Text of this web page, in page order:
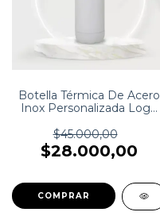
Botella Térmica De Acero
Inox Personalizada Logo
$45.000,00
$28.000,00